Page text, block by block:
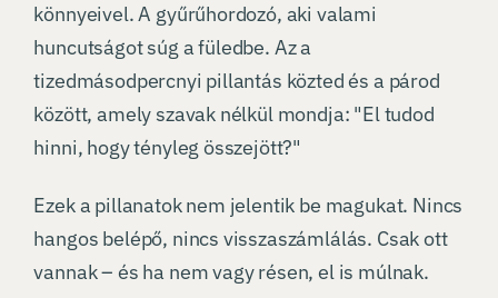
könnyeivel. A gyűrűhordozó, aki valami
huncutságot súg a füledbe. Az a
tizedmásodpercnyi pillantás közted és a párod
között, amely szavak nélkül mondja: "El tudod
hinni, hogy tényleg összejött?"
Ezek a pillanatok nem jelentik be magukat. Nincs
hangos belépő, nincs visszaszámlálás. Csak ott
vannak – és ha nem vagy résen, el is múlnak.